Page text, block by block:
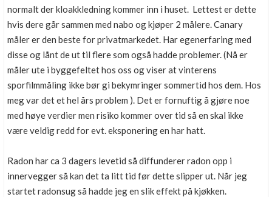
normalt der kloakkledning kommer inn i huset. Lettest er dette
hvis dere går sammen med nabo og kjøper 2 målere. Canary
måler er den beste for privatmarkedet. Har egenerfaring med
disse og lånt de ut til flere som også hadde problemer. (Nå er
måler ute i byggefeltet hos oss og viser at vinterens
sporfilmmåling ikke bør gi bekymringer sommertid hos dem. Hos
meg var det et hel års problem ). Det er fornuftig å gjøre noe
med høye verdier men risiko kommer over tid så en skal ikke
være veldig redd for evt. eksponering en har hatt.
Radon har ca 3 dagers levetid så diffunderer radon opp i
innervegger så kan det ta litt tid før dette slipper ut. Når jeg
startet radonsug så hadde jeg en slik effekt på kjøkken.